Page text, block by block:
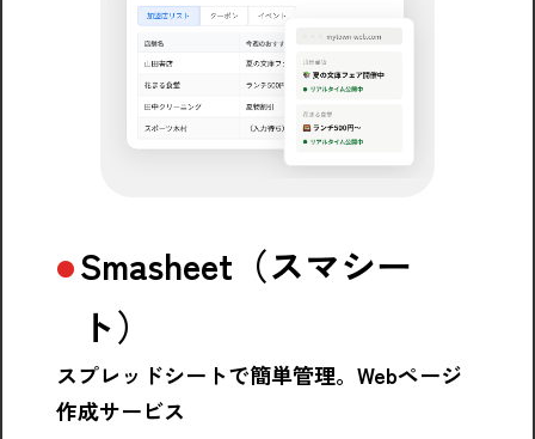
Smasheet（スマシー
ト）
スプレッドシートで簡単管理。Webページ
作成サービス